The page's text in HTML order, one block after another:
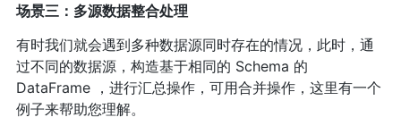
场景三：多源数据整合处理
有时我们就会遇到多种数据源同时存在的情况，此时，通
过不同的数据源，构造基于相同的 Schema 的
DataFrame ，进行汇总操作，可用合并操作，这里有一个
例子来帮助您理解。